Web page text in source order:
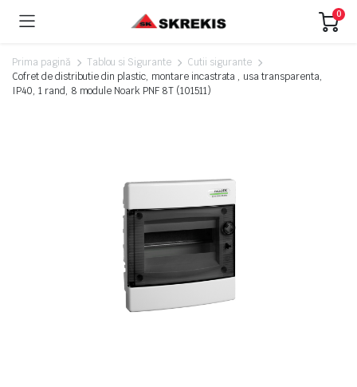
0
Prima pagină Tablou si Sigurante
Cutii sigurante
Cofret de distributie din plastic, montare incastrata , usa transparenta,
IP40, 1 rand, 8 module Noark PNF 8T (101511)